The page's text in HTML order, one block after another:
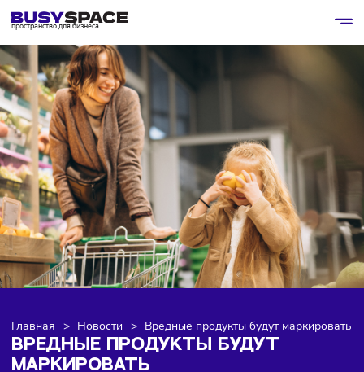
пространство для бизнеса
Главная > Новости >